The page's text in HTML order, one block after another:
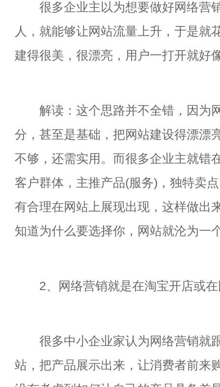
很多企业主以为想要做好网络营
人，就能够让网站流量上升，于是就
建得很美，很漂亮，用户一打开就好
解读：这个思路并不全错，因为
分，甚至是基础，把网站建设得漂漂
不够，还需实用。而很多企业主就错
客户群体，主推产品(服务)，独特卖
有合理在网站上展现出现，这样做出
知道为什么要选择你，网站就沦为一
2、网络营销就是在淘宝开店或在
很多中小企业家认为网络营销就
站，把产品展示出来，让消费者前来